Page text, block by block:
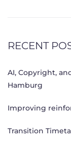
RECENT
AI, Copyright,
Hamburg
Improving
Transition